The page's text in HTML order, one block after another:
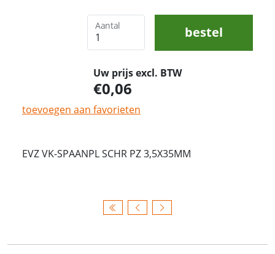
Aantal bestel
Uw prijs excl. BTW
0,06
toevoegen aan favorieten
EVZ VK-SPAANPL SCHR PZ 3,5X35MM